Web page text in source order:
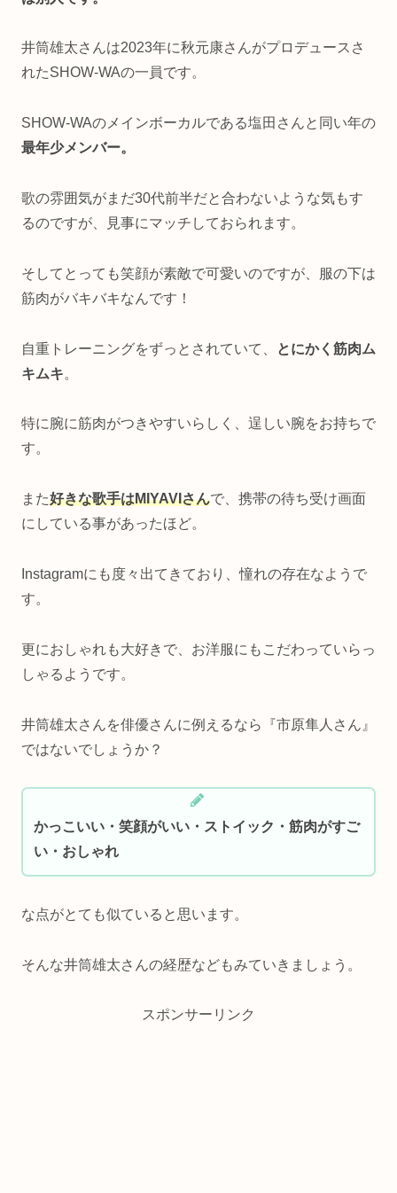
井筒雄太さんは2023年に秋元康さんがプロデュースさ
れたSHOW-WAの一員です。
SHOW-WAのメインボーカルである塩田さんと同い年の
最年少メンバー。
歌の雰囲気がまだ30代前半だと合わないような気もす
るのですが、見事にマッチしておられます。
そしてとっても笑顔が素敵で可愛いのですが、服の下は
筋肉がバキバキなんです！
自重トレーニングをずっとされていて、
とにかく筋肉ム
キムキ。
特に腕に筋肉がつきやすいらしく、逞しい腕をお持ちで
す。
また好きな歌手はMIYAVIさんで、携帯の待ち受け画面
にしている事があったほど。
Instagramにも度々出てきており、憧れの存在なようで
す。
更におしゃれも大好きで、お洋服にもこだわっていらっ
しゃるようです。
井筒雄太さんを俳優さんに例えるなら『市原隼人さん』
ではないでしょうか？
かっこいい・笑顔がいい・ストイック・筋肉がすご
い・おしゃれ
な点がとても似ていると思います。
そんな井筒雄太さんの経歴などもみていきましょう。
スポンサーリンク